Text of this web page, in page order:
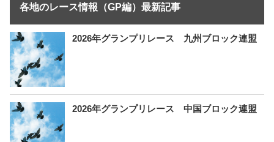
各地のレース情報（GP編）最新記事
2026年グランプリレース 九州ブロック連盟
2026年グランプリレース 中国ブロック連盟